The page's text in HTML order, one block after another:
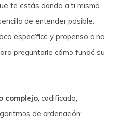
te estás dando a ti mismo
de entender posible.
específico y propenso a no
preguntarle cómo fundó su
complejo, codificado,
de ordenación: